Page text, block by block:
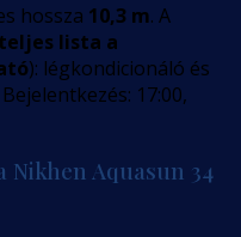
hossza 10,3 m. A
lista a
): légkondicionáló és
17:00,
Nikhen Aquasun 34